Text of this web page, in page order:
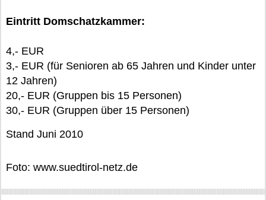
Eintritt Domschatzkammer:
4,- EUR
3,- EUR (für Senioren ab 65 Jahren und Kinder unter
12 Jahren)
20,- EUR (Gruppen bis 15 Personen)
30,- EUR (Gruppen über 15 Personen)
Stand Juni 2010
Foto: www.suedtirol-netz.de